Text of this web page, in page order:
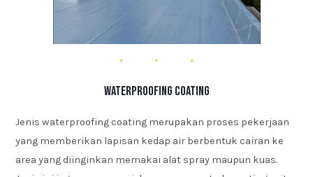
Waterproofing Coating
Jenis waterproofing coating merupakan proses pekerjaan
yang memberikan lapisan kedap air berbentuk cairan ke
area yang diinginkan memakai alat spray maupun kuas.